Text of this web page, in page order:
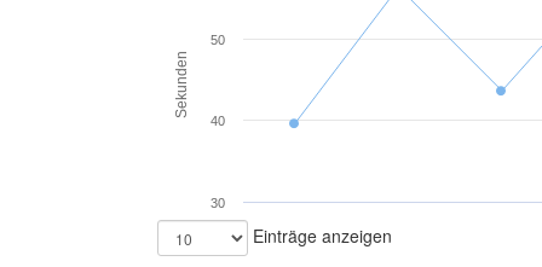
Sekunden
30
40
50
Einträge anzeigen